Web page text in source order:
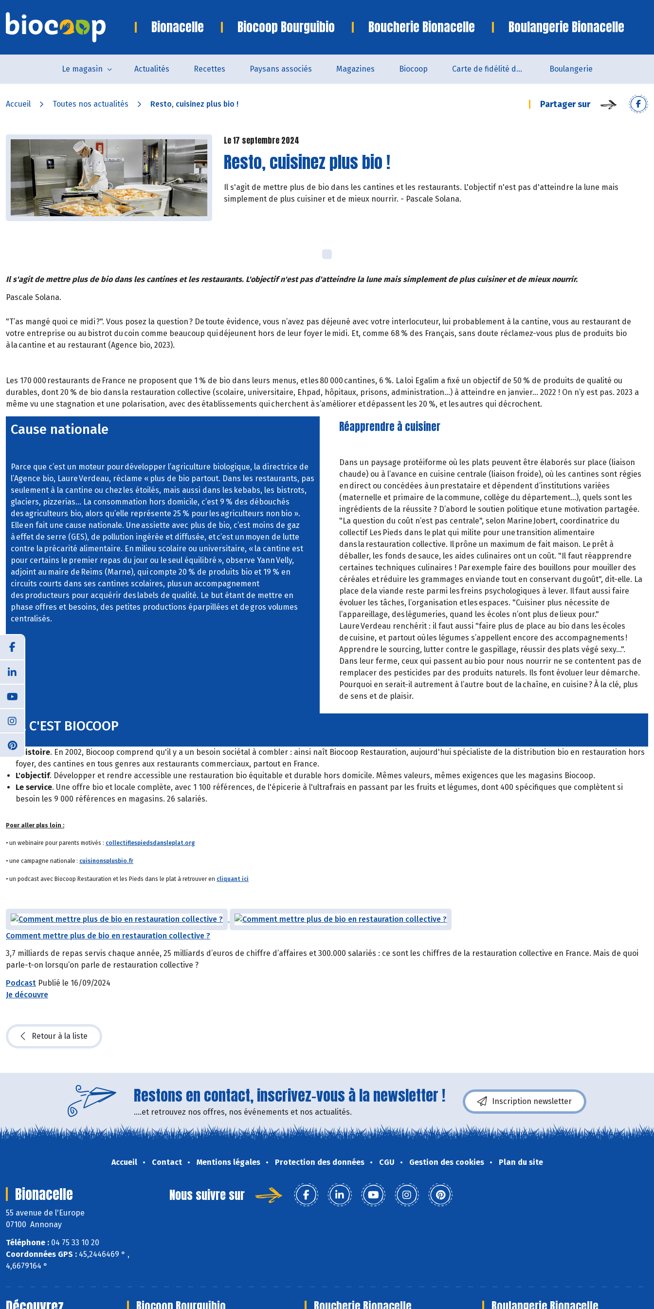
Bionacelle Biocoop Bourguibio Boucherie Bionacelle Boulangerie Bionacelle
Le magasin Actualités Recettes Paysans associés Magazines Biocoop Carte de fidélité du magasin Boulangerie
Accueil Toutes nos actualités Resto, cuisinez plus bio ! Partager sur
Le 17 septembre 2024
Resto, cuisinez plus bio !
Il s'agit de mettre plus de bio dans les cantines et les restaurants. L'objectif n'est pas d'atteindre la lune mais
simplement de plus cuisiner et de mieux nourrir. - Pascale Solana.
Il s'agit de mettre plus de bio dans les cantines et les restaurants. L'objectif n'est pas d'atteindre la lune mais simplement de plus cuisiner et de mieux nourrir.
Pascale Solana.
"T’as mangé quoi ce midi ?". Vous posez la question ? De toute évidence, vous n’avez pas déjeuné avec votre interlocuteur, lui probablement à la cantine, vous au restaurant de
votre entreprise ou au bistrot du coin comme beaucoup qui déjeunent hors de leur foyer le midi. Et, comme 68 % des Français, sans doute réclamez-vous plus de produits bio
à la cantine et au restaurant (Agence bio, 2023).
Les 170 000 restaurants de France ne proposent que 1 % de bio dans leurs menus, et les 80 000 cantines, 6 %. La loi Egalim a fixé un objectif de 50 % de produits de qualité ou
durables, dont 20 % de bio dans la restauration collective (scolaire, universitaire, Ehpad, hôpitaux, prisons, administration…) à atteindre en janvier… 2022 ! On n’y est pas. 2023 a
même vu une stagnation et une polarisation, avec des établissements qui cherchent à s’améliorer et dépassent les 20 %, et les autres qui décrochent.
Cause nationale
Parce que c’est un moteur pour développer l’agriculture biologique, la directrice de
l’Agence bio, Laure Verdeau, réclame « plus de bio partout. Dans les restaurants, pas
seulement à la cantine ou chez les étoilés, mais aussi dans les kebabs, les bistrots,
glaciers, pizzerias… La consommation hors domicile, c’est 9 % des débouchés
des agriculteurs bio, alors qu’elle représente 25 % pour les agriculteurs non bio ».
Elle en fait une cause nationale. Une assiette avec plus de bio, c’est moins de gaz
à effet de serre (GES), de pollution ingérée et diffusée, et c’est un moyen de lutte
contre la précarité alimentaire. En milieu scolaire ou universitaire, « la cantine est
pour certains le premier repas du jour ou le seul équilibré », observe Yann Velly,
adjoint au maire de Reims (Marne), qui compte 20 % de produits bio et 19 % en
circuits courts dans ses cantines scolaires, plus un accompagnement
des producteurs pour acquérir des labels de qualité. Le but étant de mettre en
phase offres et besoins, des petites productions éparpillées et de gros volumes
centralisés.
Réapprendre à cuisiner
Dans un paysage protéiforme où les plats peuvent être élaborés sur place (liaison
chaude) ou à l’avance en cuisine centrale (liaison froide), où les cantines sont régies
en direct ou concédées à un prestataire et dépendent d’institutions variées
(maternelle et primaire de la commune, collège du département…), quels sont les
ingrédients de la réussite ? D’abord le soutien politique et une motivation partagée.
"La question du coût n’est pas centrale", selon Marine Jobert, coordinatrice du
collectif Les Pieds dans le plat qui milite pour une transition alimentaire
dans la restauration collective. Il prône un maximum de fait maison. Le prêt à
déballer, les fonds de sauce, les aides culinaires ont un coût. "Il faut réapprendre
certaines techniques culinaires ! Par exemple faire des bouillons pour mouiller des
céréales et réduire les grammages en viande tout en conservant du goût", dit-elle. La
place de la viande reste parmi les freins psychologiques à lever. Il faut aussi faire
évoluer les tâches, l’organisation et les espaces. "Cuisiner plus nécessite de
l’appareillage, des légumeries, quand les écoles n’ont plus de lieux pour."
Laure Verdeau renchérit : il faut aussi "faire plus de place au bio dans les écoles
de cuisine, et partout où les légumes s’appellent encore des accompagnements !
Apprendre le sourcing, lutter contre le gaspillage, réussir des plats végé sexy…".
Dans leur ferme, ceux qui passent au bio pour nous nourrir ne se contentent pas de
remplacer des pesticides par des produits naturels. Ils font évoluer leur démarche.
Pourquoi en serait-il autrement à l’autre bout de la chaîne, en cuisine ? À la clé, plus
de sens et de plaisir.
ÇA C'EST BIOCOOP
L'histoire. En 2002, Biocoop comprend qu'il y a un besoin sociétal à combler : ainsi naît Biocoop Restauration, aujourd'hui spécialiste de la distribution bio en restauration hors
foyer, des cantines en tous genres aux restaurants commerciaux, partout en France.
L'objectif. Développer et rendre accessible une restauration bio équitable et durable hors domicile. Mêmes valeurs, mêmes exigences que les magasins Biocoop.
Le service. Une offre bio et locale complète, avec 1 100 références, de l'épicerie à l'ultrafrais en passant par les fruits et légumes, dont 400 spécifiques que complètent si
besoin les 9 000 références en magasins. 26 salariés.
Pour aller plus loin :
• un webinaire pour parents motivés : collectiflespiedsdansleplat.org
• une campagne nationale : cuisinonsplusbio.fr
• un podcast avec Biocoop Restauration et les Pieds dans le plat à retrouver en cliquant ici
Comment mettre plus de bio en restauration collective ?
3,7 milliards de repas servis chaque année, 25 milliards d’euros de chiffre d’affaires et 300.000 salariés : ce sont les chiffres de la restauration collective en France. Mais de quoi
parle-t-on lorsqu’on parle de restauration collective ?
Podcast Publié le 16/09/2024
Je découvre
Retour à la liste
Restons en contact, inscrivez-vous à la newsletter !
....et retrouvez nos offres, nos événements et nos actualités.
Inscription newsletter
Accueil Contact Mentions légales Protection des données CGU Gestion des cookies Plan du site
Bionacelle
55 avenue de l'Europe
07100 Annonay
Téléphone : 04 75 33 10 20
Coordonnées GPS : 45,2446469 ° ,
4,6679164 °
Nous suivre sur
Biocoop Bourguibio Boucherie Bionacelle Boulangerie Bionacelle